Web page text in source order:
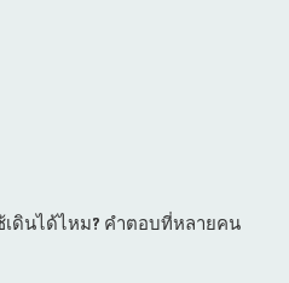
เดินได้ไหม? คำตอบที่หลายคน